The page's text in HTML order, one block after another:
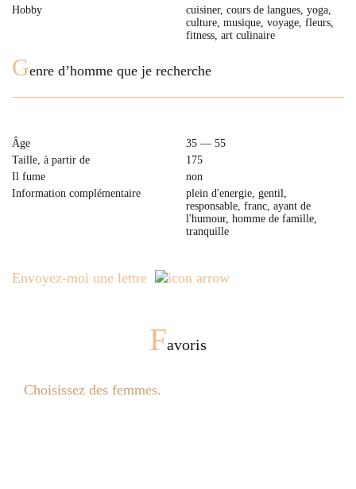
Hobby
cuisiner, сours de langues, yoga,
culture, musique, voyage, fleurs,
fitness, art culinaire
Genre d’homme que je recherche
Âge
35 — 55
Taille, à partir de
175
Il fume
non
Information complémentaire
plein d'energie, gentil,
responsable, franc, ayant de
l'humour, homme de famille,
tranquille
Envoyez-moi une lettre
Favoris
Choisissez des femmes.